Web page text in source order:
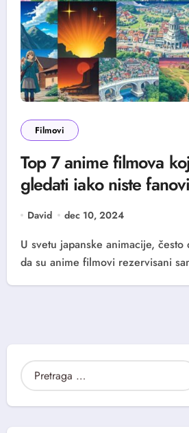
Filmovi
Top 7 anime filmova
gledati iako niste fanovi
David dec 10, 2024
U svetu japanske animacije, često dolazi do zablude
da su anime filmovi rezervisani
P
r
t